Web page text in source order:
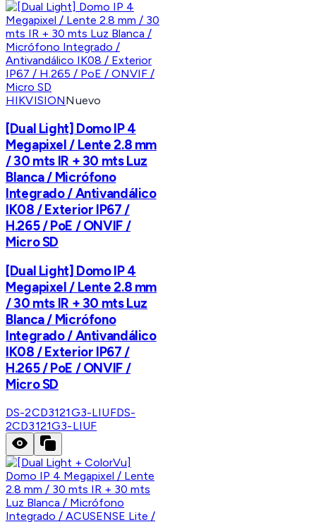
HIKVISIONNuevo
[Dual Light] Domo IP 4
Megapixel / Lente 2.8 mm
/ 30 mts IR + 30 mts Luz
Blanca / Micrófono
Integrado / Antivandálico
IK08 / Exterior IP67 /
H.265 / PoE / ONVIF /
Micro SD
[Dual Light] Domo IP 4
Megapixel / Lente 2.8 mm
/ 30 mts IR + 30 mts Luz
Blanca / Micrófono
Integrado / Antivandálico
IK08 / Exterior IP67 /
H.265 / PoE / ONVIF /
Micro SD
DS-2CD3121G3-LIUFDS-
2CD3121G3-LIUF